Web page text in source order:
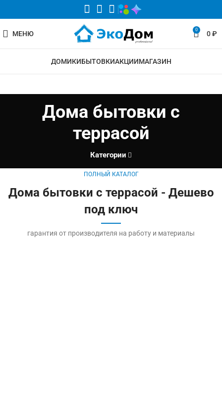
МЕНЮ 0 0₽
ДОМИКИБЫТОВКИАКЦИИМАГАЗИН
Дома бытовки с
террасой
Категории
ПОЛНЫЙ КАТАЛОГ
Дома бытовки с террасой - Дешево
под ключ
гарантия от производителя на работу и материалы